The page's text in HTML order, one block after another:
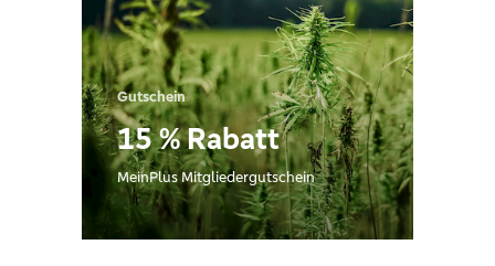
Gutschein
15 % Rabatt
MeinPlus Mitgliedergutschein